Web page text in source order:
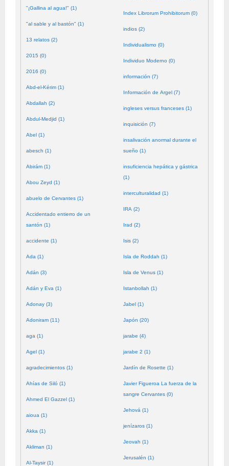
"¡Gallina al agua!" (1)
"al sable y al bastón" (1)
13 relatos (2)
2015 (0)
2016 (0)
Abd-el-Kérim (1)
Abdallah (2)
Abdul-Medjid (1)
Abel (1)
abesch (1)
Abirám (1)
Abou Zeyd (1)
abuelo de Cervantes (1)
Accidentado entierro de un
santón (1)
accidente (1)
Ada (1)
Adán (3)
Adán y Eva (1)
Adonay (3)
Adoniram (11)
aga (1)
Agel (1)
agradecimientos (1)
Ahías de Siló (1)
Ahmed El Gazzel (1)
aioua (1)
Akka (1)
Akliman (1)
Al-Taysir (1)
Index Librorum Prohibitorum (0)
indios (2)
Individualismo (0)
Individuo Moderno (0)
información (7)
Información de Argel (7)
ingleses versus franceses (1)
inquisición (7)
insalivación anormal durante el
sueño (1)
insuficiencia hepática y gástrica
(1)
interculturalidad (1)
IRA (2)
Irad (2)
Isis (2)
Isla de Roddah (1)
Isla de Venus (1)
Istanbollah (1)
Jabel (1)
Japón (20)
jarabe (4)
jarabe 2 (1)
Jardín de Rosette (1)
Javier Figueroa La fuerza de la
sangre Cervantes (0)
Jehová (1)
jenízaros (1)
Jeovah (1)
Jerusalén (1)